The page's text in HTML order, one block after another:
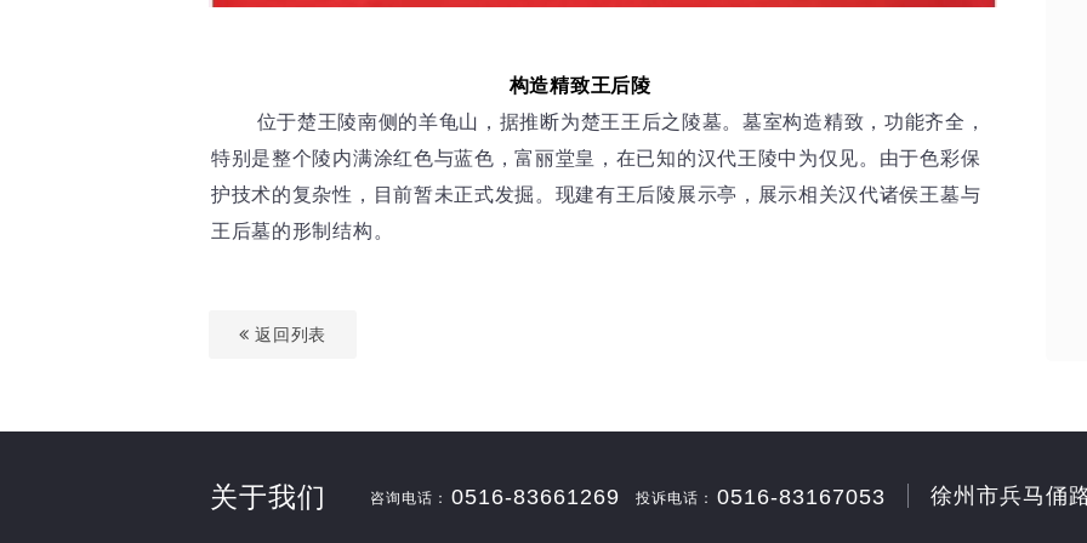
构造精致王后陵
位于楚王陵南侧的羊龟山，据推断为楚王王后之陵墓。墓室构造精致，功能齐全，
特别是整个陵内满涂红色与蓝色，富丽堂皇，在已知的汉代王陵中为仅见。由于色彩保
护技术的复杂性，目前暂未正式发掘。现建有王后陵展示亭，展示相关汉代诸侯王墓与
王后墓的形制结构。
返回列表
关于我们 咨询电话： 0516-83661269 投诉电话： 0516-83167053 徐州市兵马俑